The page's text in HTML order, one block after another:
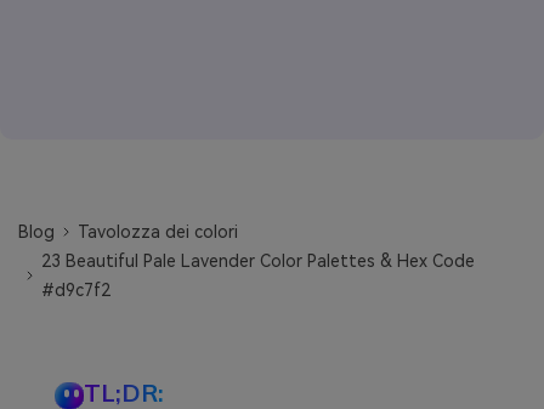
Blog
Tavolozza dei colori
23 Beautiful Pale Lavender Color Palettes & Hex Code
#d9c7f2
TL;DR: